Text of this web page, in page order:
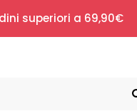
superiori a 69,90€